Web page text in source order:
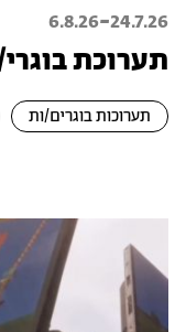
24.7.26
-
6.8.26
תערוכת בוגרי/
תערוכות בוגרים/ות